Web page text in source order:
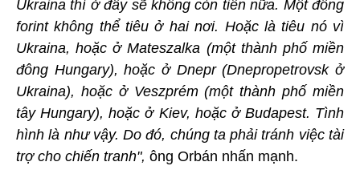
Ukraina thì ở đây sẽ không còn tiền nữa. Một đồng
forint không thể tiêu ở hai nơi. Hoặc là tiêu nó vì
Ukraina, hoặc ở Mateszalka (một thành phố miền
đông Hungary), hoặc ở Dnepr (Dnepropetrovsk ở
Ukraina), hoặc ở Veszprém (một thành phố miền
tây Hungary), hoặc ở Kiev, hoặc ở Budapest. Tình
hình là như vậy. Do đó, chúng ta phải tránh việc tài
trợ cho chiến tranh", ông Orbán nhấn mạnh.